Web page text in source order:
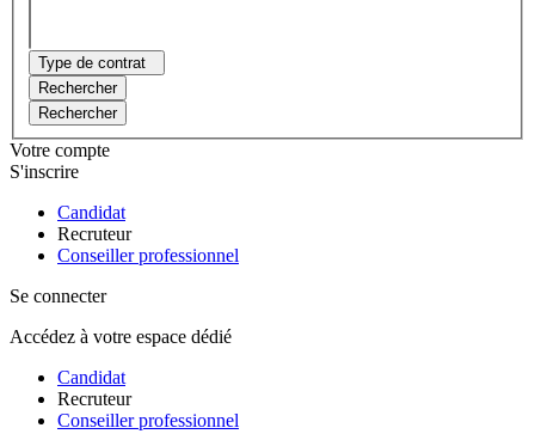
Type de contrat
Rechercher
Rechercher
Votre compte
S'inscrire
Candidat
Recruteur
Conseiller professionnel
Se connecter
Accédez à votre espace dédié
Candidat
Recruteur
Conseiller professionnel